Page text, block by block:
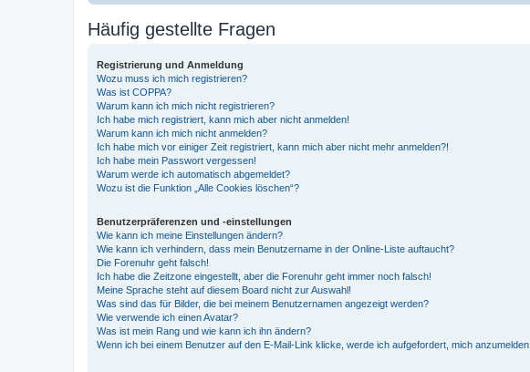
Häufig gestellte Fragen
Registrierung und Anmeldung
Wozu muss ich mich registrieren?
Was ist COPPA?
Warum kann ich mich nicht registrieren?
Ich habe mich registriert, kann mich aber nicht anmelden!
Warum kann ich mich nicht anmelden?
Ich habe mich vor einiger Zeit registriert, kann mich aber nicht mehr anmelden?!
Ich habe mein Passwort vergessen!
Warum werde ich automatisch abgemeldet?
Wozu ist die Funktion „Alle Cookies löschen“?
Benutzerpräferenzen und -einstellungen
Wie kann ich meine Einstellungen ändern?
Wie kann ich verhindern, dass mein Benutzername in der Online-Liste auftaucht?
Die Forenuhr geht falsch!
Ich habe die Zeitzone eingestellt, aber die Forenuhr geht immer noch falsch!
Meine Sprache steht auf diesem Board nicht zur Auswahl!
Was sind das für Bilder, die bei meinem Benutzernamen angezeigt werden?
Wie verwende ich einen Avatar?
Was ist mein Rang und wie kann ich ihn ändern?
Wenn ich bei einem Benutzer auf den E-Mail-Link klicke, werde ich aufgefordert, mich anzumelden.